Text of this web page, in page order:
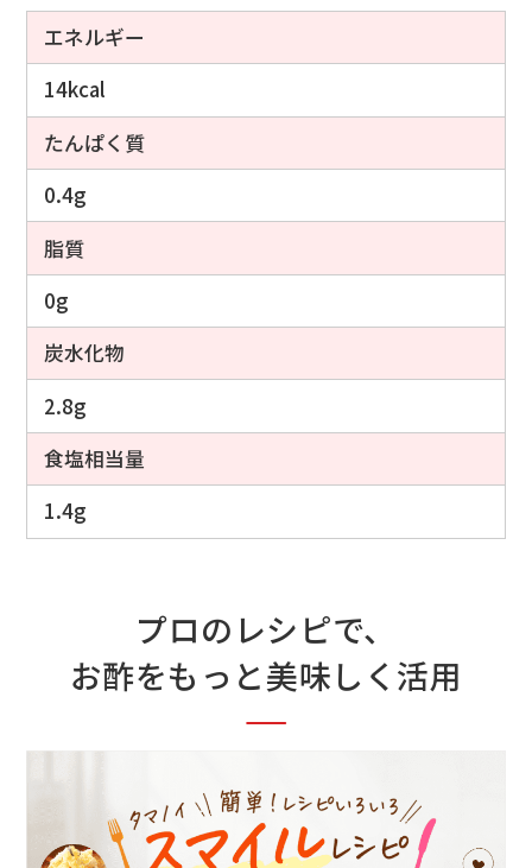
エネルギー
14kcal
たんぱく質
0.4g
脂質
0g
炭水化物
2.8g
食塩相当量
1.4g
プロのレシピで、
お酢をもっと美味しく活用